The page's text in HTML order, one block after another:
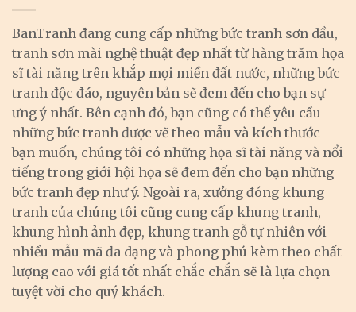
BanTranh đang cung cấp những bức tranh sơn dầu,
tranh sơn mài nghệ thuật đẹp nhất từ hàng trăm họa
sĩ tài năng trên khắp mọi miền đất nước, những bức
tranh độc đáo, nguyên bản sẽ đem đến cho bạn sự
ưng ý nhất. Bên cạnh đó, bạn cũng có thể yêu cầu
những bức tranh được vẽ theo mẫu và kích thước
bạn muốn, chúng tôi có những họa sĩ tài năng và nổi
tiếng trong giới hội họa sẽ đem đến cho bạn những
bức tranh đẹp như ý. Ngoài ra, xưởng đóng khung
tranh của chúng tôi cũng cung cấp khung tranh,
khung hình ảnh đẹp, khung tranh gỗ tự nhiên với
nhiều mẫu mã đa dạng và phong phú kèm theo chất
lượng cao với giá tốt nhất chắc chắn sẽ là lựa chọn
tuyệt vời cho quý khách.